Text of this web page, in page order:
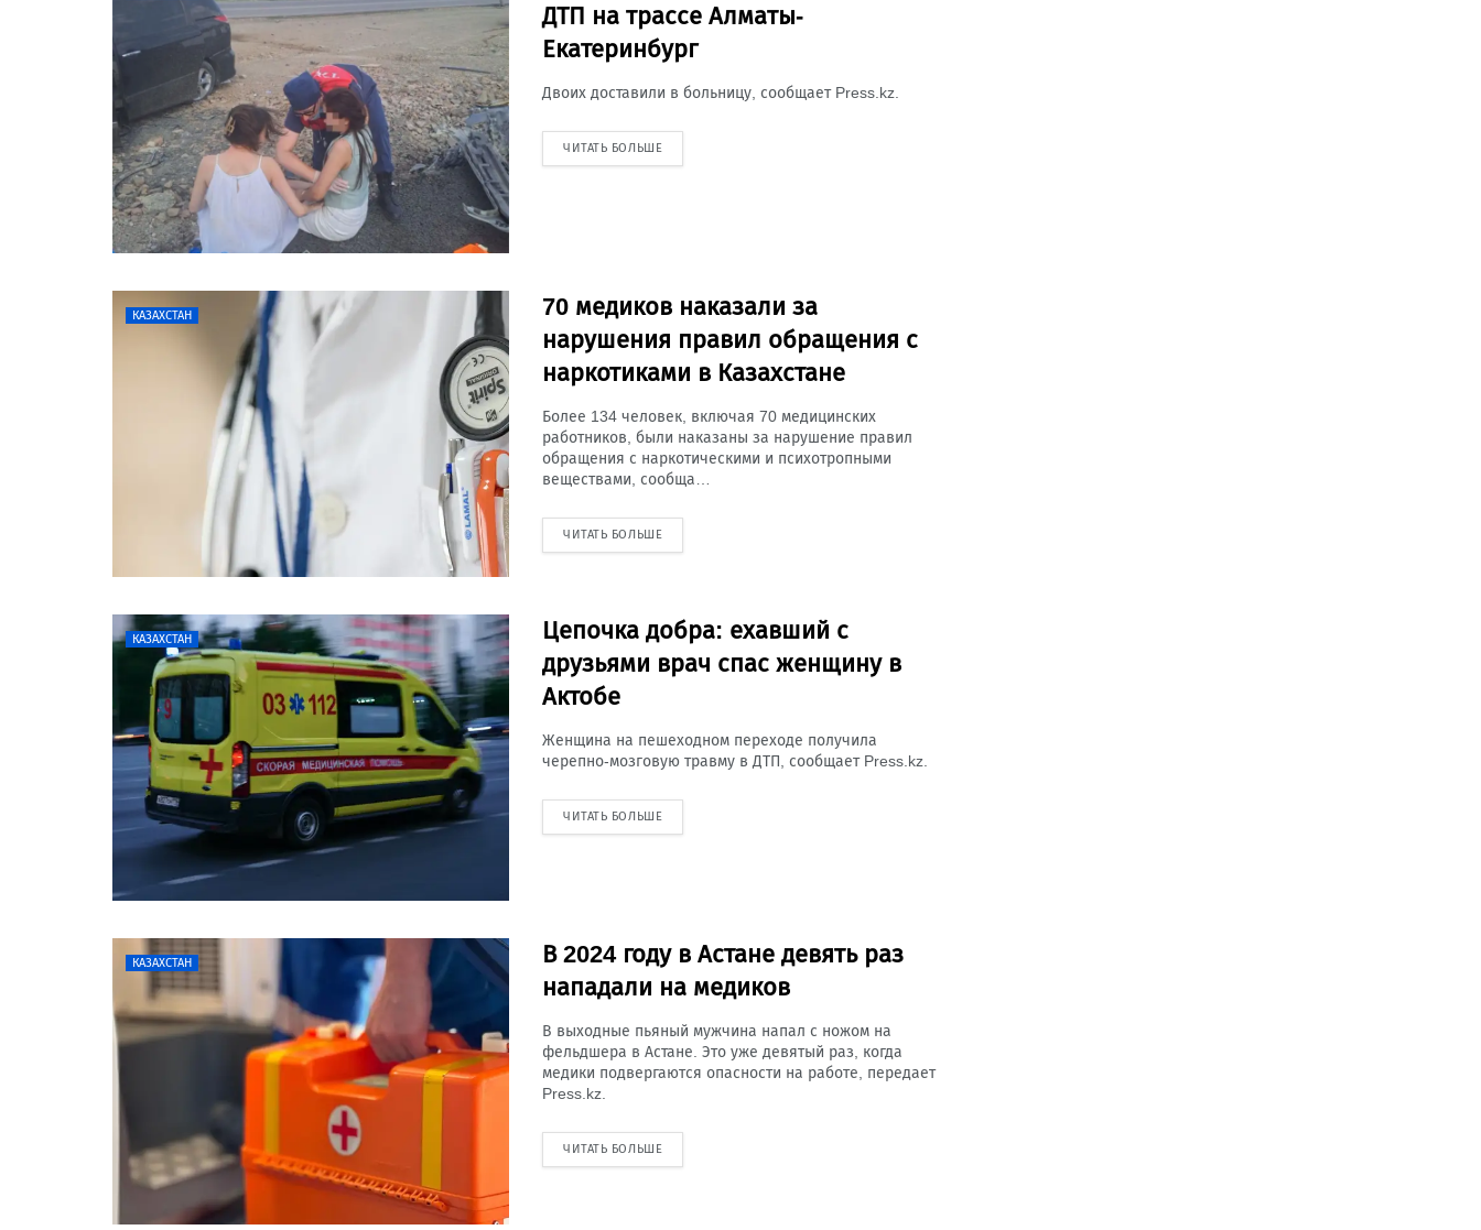
ДТП на трассе Алматы-
Екатеринбург
Двоих доставили в больницу, сообщает Press.kz.
ЧИТАТЬ БОЛЬШЕ
КАЗАХСТАН
70 медиков наказали за
нарушения правил обращения с
наркотиками в Казахстане
Более 134 человек, включая 70 медицинских
работников, были наказаны за нарушение правил
обращения с наркотическими и психотропными
веществами, сообща…
ЧИТАТЬ БОЛЬШЕ
КАЗАХСТАН
Цепочка добра: ехавший с
друзьями врач спас женщину в
Актобе
Женщина на пешеходном переходе получила
черепно-мозговую травму в ДТП, сообщает Press.kz.
ЧИТАТЬ БОЛЬШЕ
КАЗАХСТАН
В 2024 году в Астане девять раз
нападали на медиков
В выходные пьяный мужчина напал с ножом на
фельдшера в Астане. Это уже девятый раз, когда
медики подвергаются опасности на работе, передает
Press.kz.
ЧИТАТЬ БОЛЬШЕ